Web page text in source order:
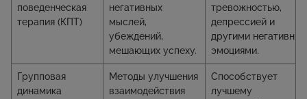
поведенческая
терапия (КПТ)
негативных
мыслей,
убеждений,
мешающих успеху.
тревожностью,
депрессией и
другими
эмоциями.
Групповая
динамика
Методы улучшения
взаимодействия
Способствует
лучшему